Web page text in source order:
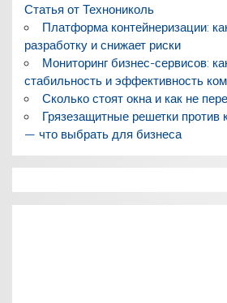
Статья от Технониколь
Платформа контейнеризации:
разработку и снижает риски
Мониторинг бизнес-сервисов:
стабильность и эффективность
Сколько стоят окна и как не
Грязезащитные решетки против
— что выбрать для бизнеса